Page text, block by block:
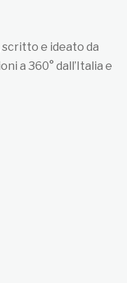
e ideato da
a 360° dall’Italia e